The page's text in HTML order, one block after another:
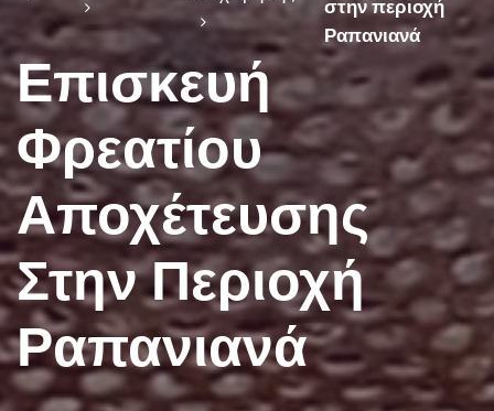
στην περιοχή
Ραπανιανά
Επισκευή
Φρεατίου
Αποχέτευσης
Στην Περιοχή
Ραπανιανά